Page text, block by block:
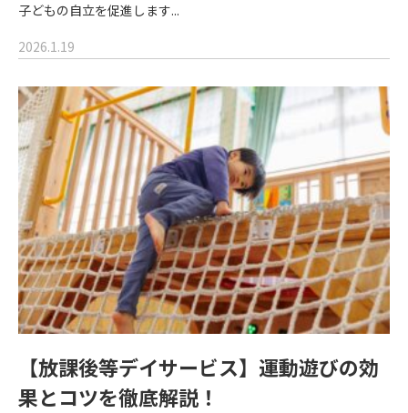
子どもの自立を促進します...
2026.1.19
【放課後等デイサービス】運動遊びの効
果とコツを徹底解説！